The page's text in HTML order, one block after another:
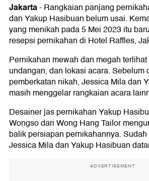
Jakarta-Rangkaian panjang
dan Yakup Hasibuan belum usai.
yang menikah pada 5 Mei 2023 itu
resepsi pernikahan di Hotel Raffles,
Pernikahan mewah dan megah
undangan, dan lokasi acara. Sebelum
pemberkatan nikah, Jessica Mila dan
masih menggelar rangkaian acara
Desainer jas pernikahan Yakup
Wongso dari Wong Hang Tailor
balik persiapan pernikahannya.
Jessica Mila dan Yakup Hasibuan
ADVERTISEMENT